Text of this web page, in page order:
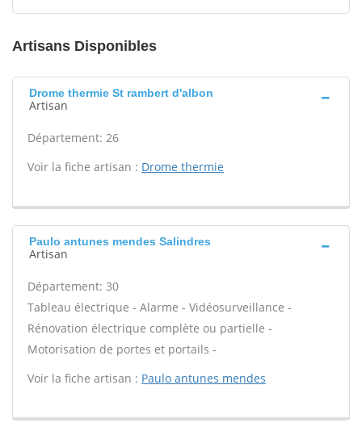
Artisans Disponibles
Drome thermie St rambert d'albon
Artisan
Département: 26
Voir la fiche artisan : Drome thermie
Paulo antunes mendes Salindres
Artisan
Département: 30
Tableau électrique - Alarme - Vidéosurveillance -
Rénovation électrique complète ou partielle -
Motorisation de portes et portails -
Voir la fiche artisan : Paulo antunes mendes